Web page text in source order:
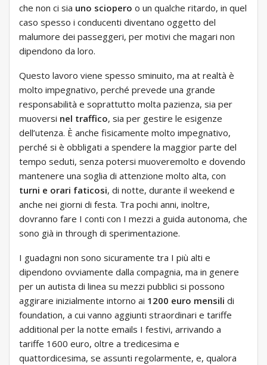
che non ci sia uno sciopero o un qualche ritardo, in quel
caso spesso i conducenti diventano oggetto del
malumore dei passeggeri, per motivi che magari non
dipendono da loro.
Questo lavoro viene spesso sminuito, ma at realtà è
molto impegnativo, perché prevede una grande
responsabilità e soprattutto molta pazienza, sia per
muoversi nel traffico, sia per gestire le esigenze
dell’utenza. È anche fisicamente molto impegnativo,
perché si è obbligati a spendere la maggior parte del
tempo seduti, senza potersi muoveremolto e dovendo
mantenere una soglia di attenzione molto alta, con
turni e orari faticosi, di notte, durante il weekend e
anche nei giorni di festa. Tra pochi anni, inoltre,
dovranno fare I conti con I mezzi a guida autonoma, che
sono già in through di sperimentazione.
I guadagni non sono sicuramente tra I più alti e
dipendono ovviamente dalla compagnia, ma in genere
per un autista di linea su mezzi pubblici si possono
aggirare inizialmente intorno ai 1200 euro mensili di
foundation, a cui vanno aggiunti straordinari e tariffe
additional per la notte emails I festivi, arrivando a
tariffe 1600 euro, oltre a tredicesima e
quattordicesima, se assunti regolarmente, e, qualora